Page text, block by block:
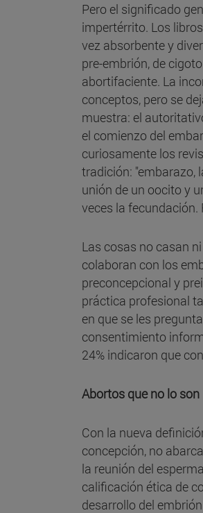
Pero el significado
impertérrito. Los
vez absorbente y
pre-embrión, de
abortifaciente. La
conceptos, pero se
muestra: el
el comienzo del
curiosamente los
tradición: "embarazo,
unión de un oocito y
veces la fecundación.
Las cosas no casan
colaboran con los
preconcepcional y
práctica profesional
en que se les
consentimiento
24% indicaron que
Abortos que no lo son
Con la nueva
concepción, no
la reunión del
calificación ética de
desarrollo del